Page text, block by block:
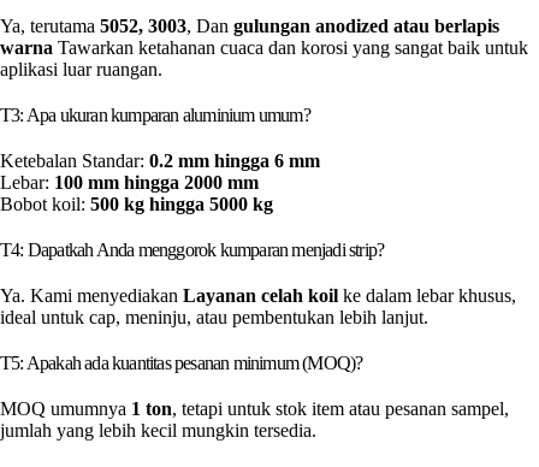
Ya, terutama 5052, 3003, Dan gulungan anodized atau berlapis
warna Tawarkan ketahanan cuaca dan korosi yang sangat baik untuk
aplikasi luar ruangan.
T3: Apa ukuran kumparan aluminium umum?
Ketebalan Standar: 0.2 mm hingga 6 mm
Lebar: 100 mm hingga 2000 mm
Bobot koil: 500 kg hingga 5000 kg
T4: Dapatkah Anda menggorok kumparan menjadi strip?
Ya. Kami menyediakan Layanan celah koil ke dalam lebar khusus,
ideal untuk cap, meninju, atau pembentukan lebih lanjut.
T5: Apakah ada kuantitas pesanan minimum (MOQ)?
MOQ umumnya 1 ton, tetapi untuk stok item atau pesanan sampel,
jumlah yang lebih kecil mungkin tersedia.